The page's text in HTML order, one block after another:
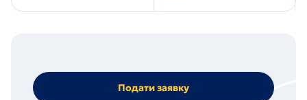
Подати заявку